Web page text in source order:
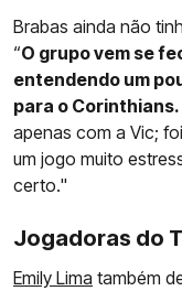
Brabas ainda não
“O grupo vem se
entendendo um
para o Corinthians.
apenas com a Vic;
um jogo muito
certo."
Jogadoras do
Emily Lima também